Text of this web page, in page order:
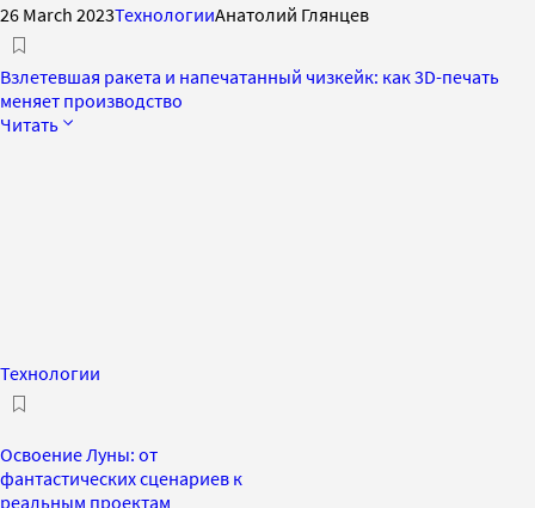
26 March 2023ТехнологииАнатолий Глянцев
Взлетевшая ракета и напечатанный чизкейк: как 3D-печать
меняет производство
Читать
Технологии
Освоение Луны: от
фантастических сценариев к
реальным проектам